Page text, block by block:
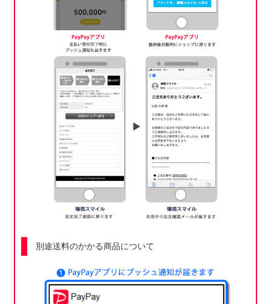
別途送料のかかる商品について